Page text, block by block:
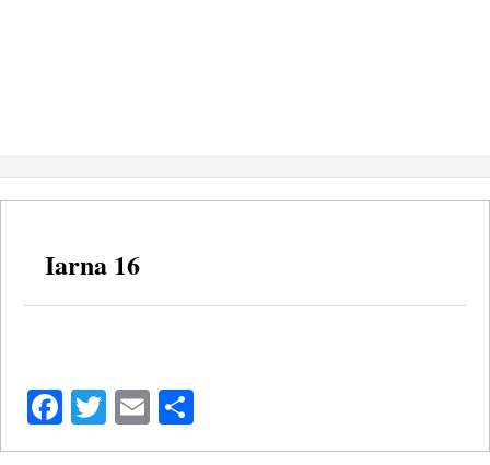
Iarna 16
Facebook
Twitter
Email